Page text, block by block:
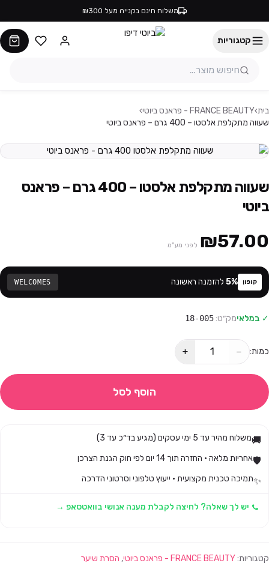
משלוח חינם בקנייה מעל ₪300
קטגוריות
בית›FRANCE BEAUTY - פראנס ביוטי
›
שעווה מתקלפת אלסטו – 400 גרם – פראנס ביוטי
שעווה מתקלפת אלסטו – 400 גרם – פראנס
ביוטי
₪57.00 לפני מע"מ
קופון 5% להזמנה ראשונה WELCOMES
✓ במלאימק״ט:18-005
כמות: −
+
הוסף לסל
🚚משלוח מהיר עד 5 ימי עסקים (מגיע בד״כ עד 3)
🛡️אחריות מלאה · החזרה תוך 14 יום לפי חוק הגנת הצרכן
✨תמיכה טכנית מקצועית · ייעוץ טלפוני וסרטוני הדרכה
יש לך שאלה? לחיצה לקבלת מענה אנושי בוואטסאפ →
קטגוריות:FRANCE BEAUTY - פראנס ביוטי , הסרת שיער